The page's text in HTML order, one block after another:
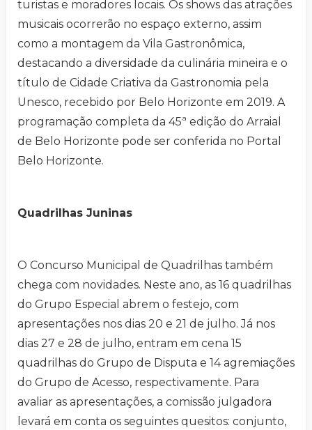
turistas e moradores locais. Os shows das atrações
musicais ocorrerão no espaço externo, assim
como a montagem da Vila Gastronômica,
destacando a diversidade da culinária mineira e o
título de Cidade Criativa da Gastronomia pela
Unesco, recebido por Belo Horizonte em 2019. A
programação completa da 45ª edição do Arraial
de Belo Horizonte pode ser conferida no Portal
Belo Horizonte.
Quadrilhas Juninas
O Concurso Municipal de Quadrilhas também
chega com novidades. Neste ano, as 16 quadrilhas
do Grupo Especial abrem o festejo, com
apresentações nos dias 20 e 21 de julho. Já nos
dias 27 e 28 de julho, entram em cena 15
quadrilhas do Grupo de Disputa e 14 agremiações
do Grupo de Acesso, respectivamente. Para
avaliar as apresentações, a comissão julgadora
levará em conta os seguintes quesitos: conjunto,